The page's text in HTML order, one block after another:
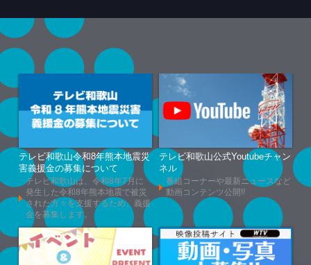
テレビ和歌山令和8年熊本地震災
害義援金の募集について
テレビ和歌山は、令和8年7月に
発生した令和8年熊本地震で被災
された方々を支援するため、義援
金を募集します。
テレビ和歌山公式Youtubeチャン
ネル
番組コーナーや最新ニュースなど
動画コンテンツ公開!!